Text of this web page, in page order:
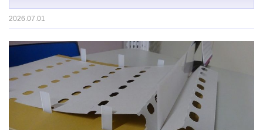
2026.07.01